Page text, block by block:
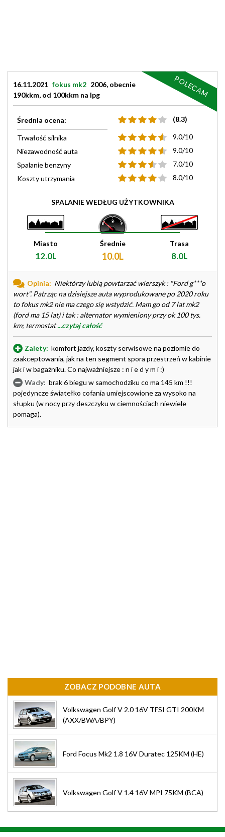
16.11.2021 fokus mk2 2006, obecnie
190kkm, od 100kkm na lpg
Średnia ocena: (8.3)
Trwałość silnika
9.0/10
Niezawodność auta
9.0/10
Spalanie benzyny
7.0/10
Koszty utrzymania
8.0/10
SPALANIE WEDŁUG UŻYTKOWNIKA
Miasto
12.0L
Średnie
10.0L
Trasa
8.0L
Opinia: Niektórzy lubią powtarzać wierszyk : "Ford g***o
wort". Patrząc na dzisiejsze auta wyprodukowane po 2020 roku
to fokus mk2 nie ma czego się wstydzić. Mam go od 7 lat mk2
(ford ma 15 lat) i tak : alternator wymieniony przy ok 100 tys.
km; termostat...czytaj całość
Zalety: komfort jazdy, koszty serwisowe na poziomie do
zaakceptowania, jak na ten segment spora przestrzeń w kabinie
jak i w bagażniku. Co najważniejsze : n i e d y m i :)
Wady: brak 6 biegu w samochodziku co ma 145 km !!!
pojedyncze światełko cofania umiejscowione za wysoko na
słupku (w nocy przy deszczyku w ciemnościach niewiele
pomaga).
POLECAM
ZOBACZ PODOBNE AUTA
Volkswagen Golf V 2.0 16V TFSI GTI 200KM
(AXX/BWA/BPY)
Ford Focus Mk2 1.8 16V Duratec 125KM (HE)
Volkswagen Golf V 1.4 16V MPI 75KM (BCA)